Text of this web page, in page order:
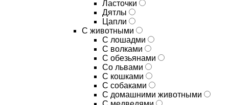
Ласточки
Дятлы
Цапли
С животными
С лошадми
С волками
С обезьянами
Со львами
С кошками
С собаками
С домашними животными